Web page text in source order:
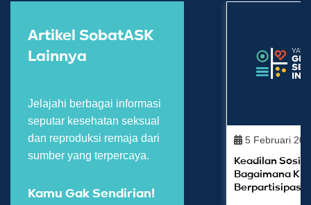
Artikel SobatASK
Lainnya
Jelajahi berbagai informasi
seputar kesehatan seksual
dan reproduksi remaja dari
sumber yang terpercaya.
Kamu Gak Sendirian!
5 Februari
Keadilan
Bagaimana
Berpartisipasi?